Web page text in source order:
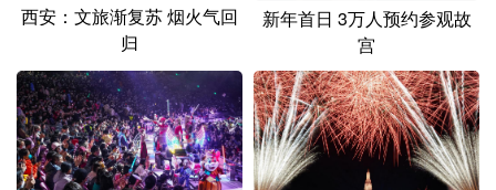
西安：文旅渐复苏 烟火气回
归
新年首日 3万人预约参观故
宫